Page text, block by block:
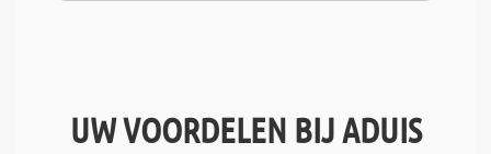
UW VOORDELEN BIJ ADUIS